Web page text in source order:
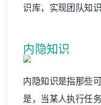
识库，实现团队知
内隐知识
内隐知识是指那些
是，当某人执行任